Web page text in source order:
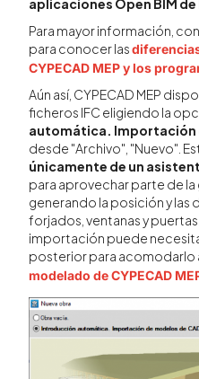
aplicaciones Open BIM
Para mayor información,
para conocer las
CYPECAD MEP y los
Aún así, CYPECAD MEP
ficheros IFC eligiendo la
automática. Importación
desde "Archivo", "Nuevo".
únicamente de un
para aprovechar parte de
generando la posición y las
forjados, ventanas y
importación puede
posterior para acomodarlo
modelado de CYPECAD